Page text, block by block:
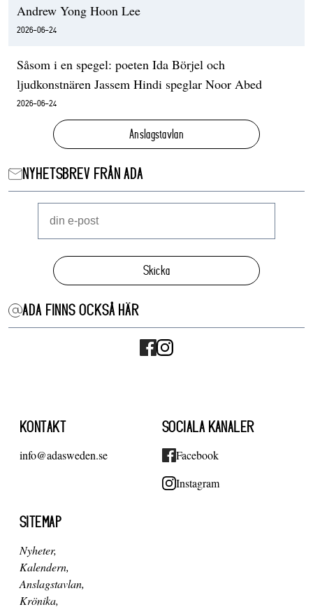
Andrew Yong Hoon Lee
2026-06-24
Såsom i en spegel: poeten Ida Börjel och
ljudkonstnären Jassem Hindi speglar Noor Abed
2026-06-24
Anslagstavlan
NYHETSBREV FRÅN ADA
Skicka
ADA FINNS OCKSÅ HÄR
KONTAKT
info@adasweden.se
SOCIALA KANALER
Facebook
Instagram
SITEMAP
Nyheter
Kalendern
Anslagstavlan
Krönika